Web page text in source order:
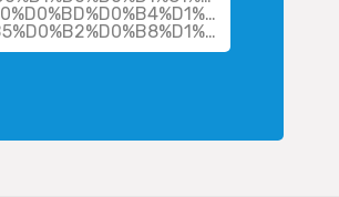
%D0%B0%D0%BD%D0%B4%D1%80%D0%B5%D0%B5%D0%B2%D0%B8%D1%87/